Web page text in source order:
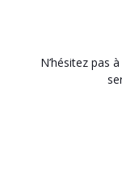
N’hésitez pas